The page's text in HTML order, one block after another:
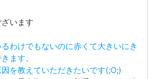
)制度
います
わけでもないのに赤くて大きいにき
ます。
を教えていただきたいです(;O;)